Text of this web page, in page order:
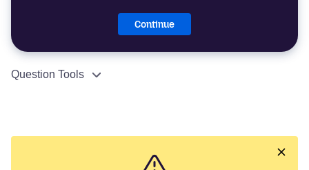
Continue
Question Tools